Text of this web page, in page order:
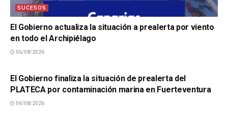
SUCESOS
El Gobierno actualiza la situación a prealerta por viento
en todo el Archipiélago
06/08/2026
El Gobierno finaliza la situación de prealerta del
PLATECA por contaminación marina en Fuerteventura
06/08/2026